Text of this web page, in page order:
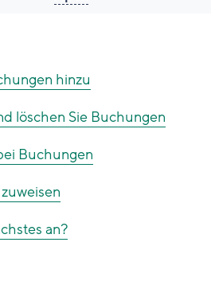
hinzu
löschen Sie Buchungen
Buchungen
an?